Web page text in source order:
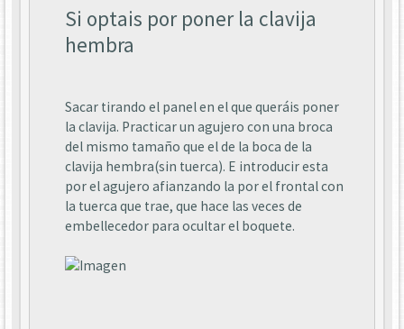
Si optais por poner la clavija
hembra
Sacar tirando el panel en el que queráis poner
la clavija. Practicar un agujero con una broca
del mismo tamaño que el de la boca de la
clavija hembra(sin tuerca). E introducir esta
por el agujero afianzando la por el frontal con
la tuerca que trae, que hace las veces de
embellecedor para ocultar el boquete.